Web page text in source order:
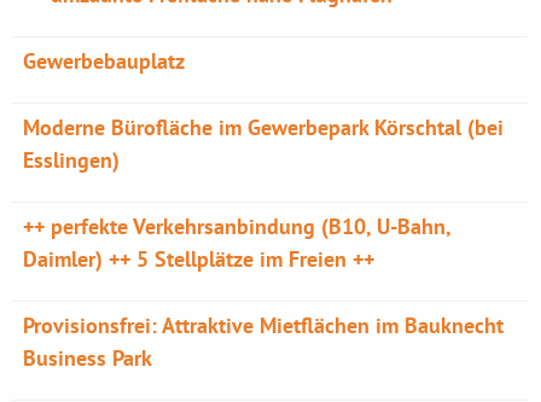
Gewerbebauplatz
Moderne Bürofläche im Gewerbepark Körschtal (bei
Esslingen)
++ perfekte Verkehrsanbindung (B10, U-Bahn,
Daimler) ++ 5 Stellplätze im Freien ++
Provisionsfrei: Attraktive Mietflächen im Bauknecht
Business Park